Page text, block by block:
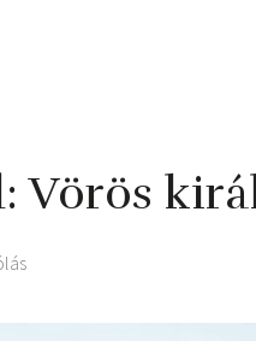
Vörös